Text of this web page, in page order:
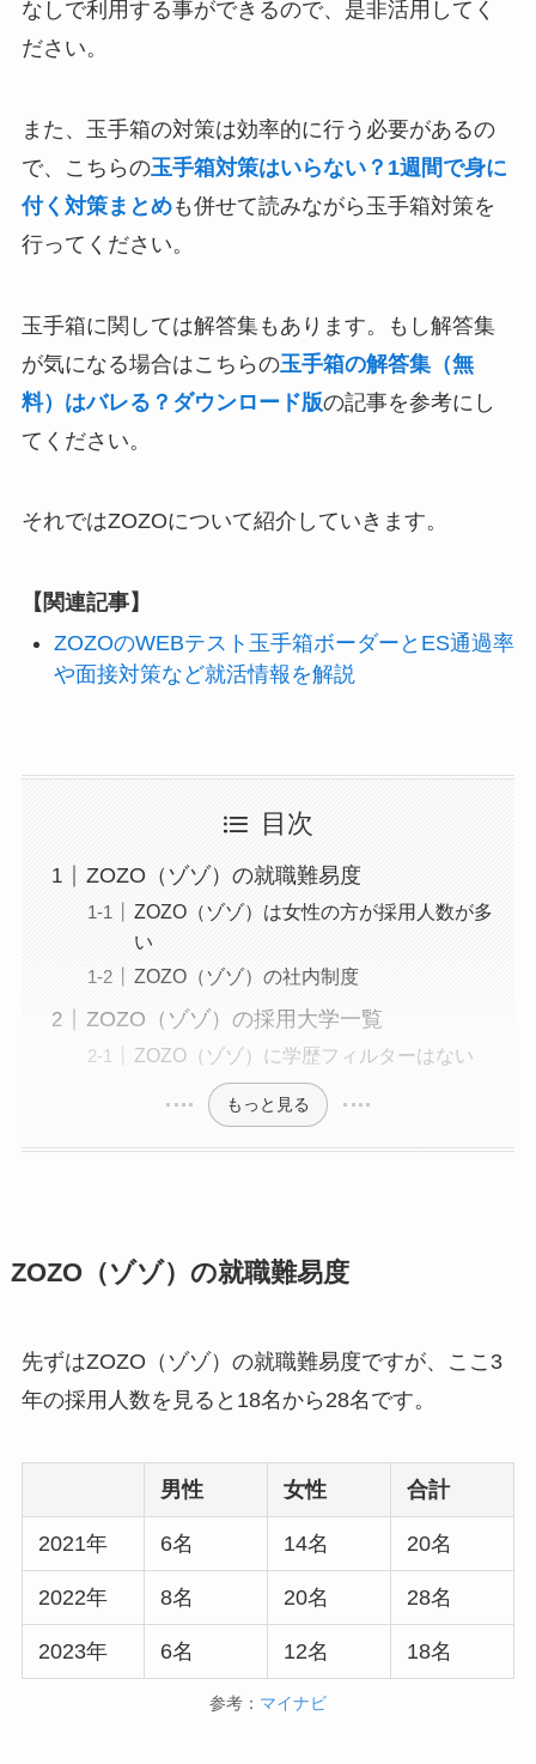
なしで利用する事ができるので、是非活用してく
ださい。
また、玉手箱の対策は効率的に行う必要があるの
で、こちらの玉手箱対策はいらない？1週間で身に
付く対策まとめも併せて読みながら玉手箱対策を
行ってください。
玉手箱に関しては解答集もあります。もし解答集
が気になる場合はこちらの玉手箱の解答集（無
料）はバレる？ダウンロード版の記事を参考にし
てください。
それではZOZOについて紹介していきます。
【関連記事】
ZOZOのWEBテスト玉手箱ボーダーとES通過率
や面接対策など就活情報を解説
目次
ZOZO（ゾゾ）の就職難易度
ZOZO（ゾゾ）は女性の方が採用人数が多
い
ZOZO（ゾゾ）の社内制度
ZOZO（ゾゾ）の採用大学一覧
ZOZO（ゾゾ）に学歴フィルターはない
もっと見る
ZOZO（ゾゾ）の就職難易度
先ずはZOZO（ゾゾ）の就職難易度ですが、ここ3
年の採用人数を見ると18名から28名です。
男性 女性 合計
2021年 6名 14名 20名
2022年 8名 20名 28名
2023年 6名 12名 18名
参考： マイナビ